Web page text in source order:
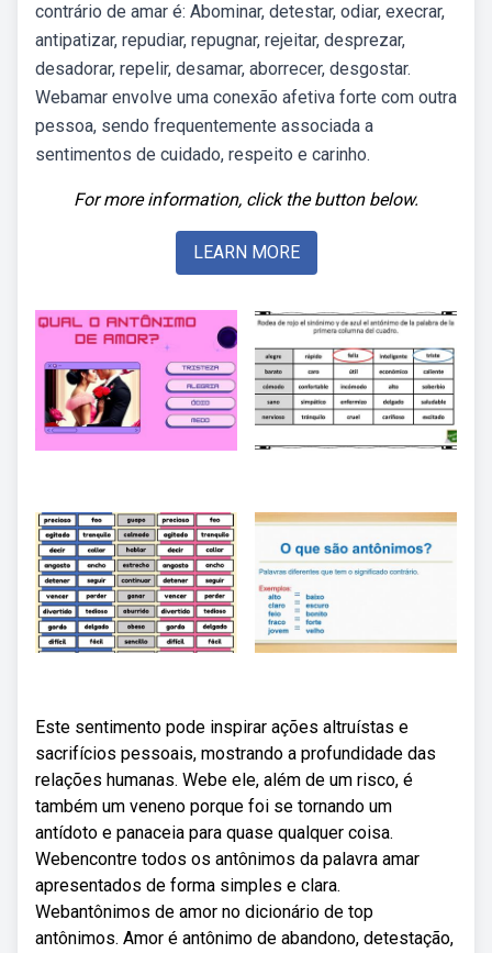
contrário de amar é: Abominar, detestar, odiar, execrar,
antipatizar, repudiar, repugnar, rejeitar, desprezar,
desadorar, repelir, desamar, aborrecer, desgostar.
Webamar envolve uma conexão afetiva forte com outra
pessoa, sendo frequentemente associada a
sentimentos de cuidado, respeito e carinho.
For more information, click the button below.
LEARN MORE
Este sentimento pode inspirar ações altruístas e
sacrifícios pessoais, mostrando a profundidade das
relações humanas. Webe ele, além de um risco, é
também um veneno porque foi se tornando um
antídoto e panaceia para quase qualquer coisa.
Webencontre todos os antônimos da palavra amar
apresentados de forma simples e clara.
Webantônimos de amor no dicionário de top
antônimos. Amor é antônimo de abandono, detestação,